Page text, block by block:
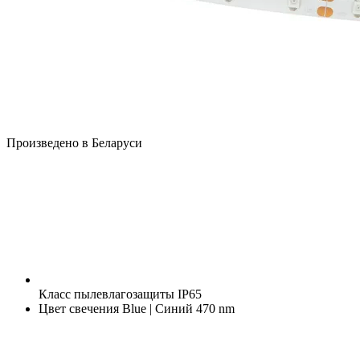
Произведено в Беларуси
Класс пылевлагозащиты IP65
Цвет свечения Blue | Синий 470 nm